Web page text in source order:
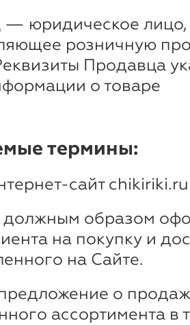
— юридическое лицо,
розничную
Продавца
о товаре
термины:
сайт chikiriki.ru
образом
на покупку и
на Сайте.
о
ассортимента в